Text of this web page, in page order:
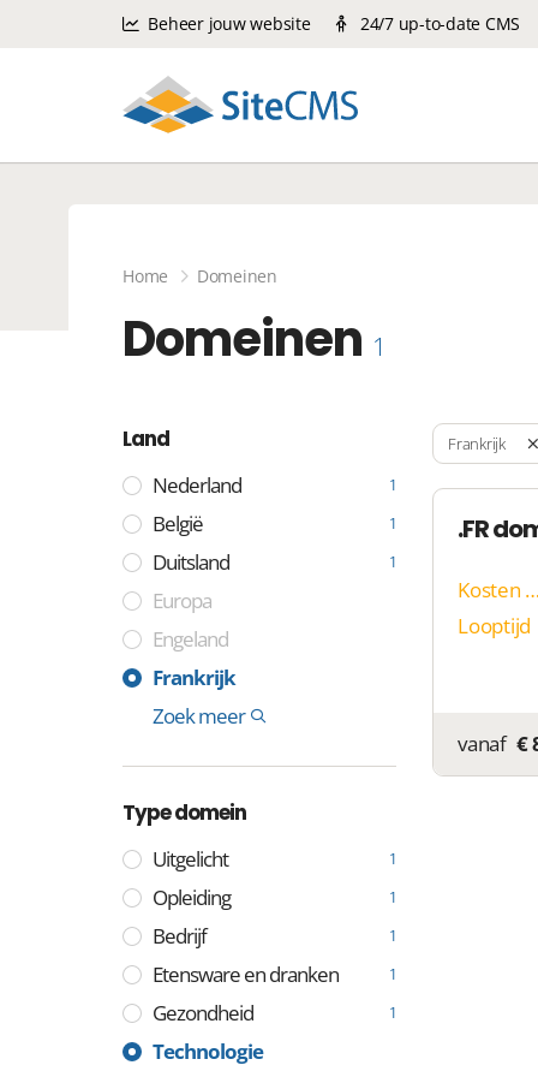
Home Domeinen
Domeinen 1
Land
Nederland 1
België 1
Duitsland 1
Europa
Engeland
Frankrijk
Zweden
Spanje
Italië
India
China
Cocoseilanden
Tuvalu
Niue
Montenegro
Colombia
Somalië
Laos
Internationaal
Zoek meer
Type domein
Uitgelicht 1
Opleiding 1
Bedrijf 1
Etensware en dranken 1
Gezondheid 1
Industrie
Media
Technologie
Frankrijk
.FR
Kosten p/j
Looptijd
vanaf €
Beheer jouw website 24/7 up-to-date CMS